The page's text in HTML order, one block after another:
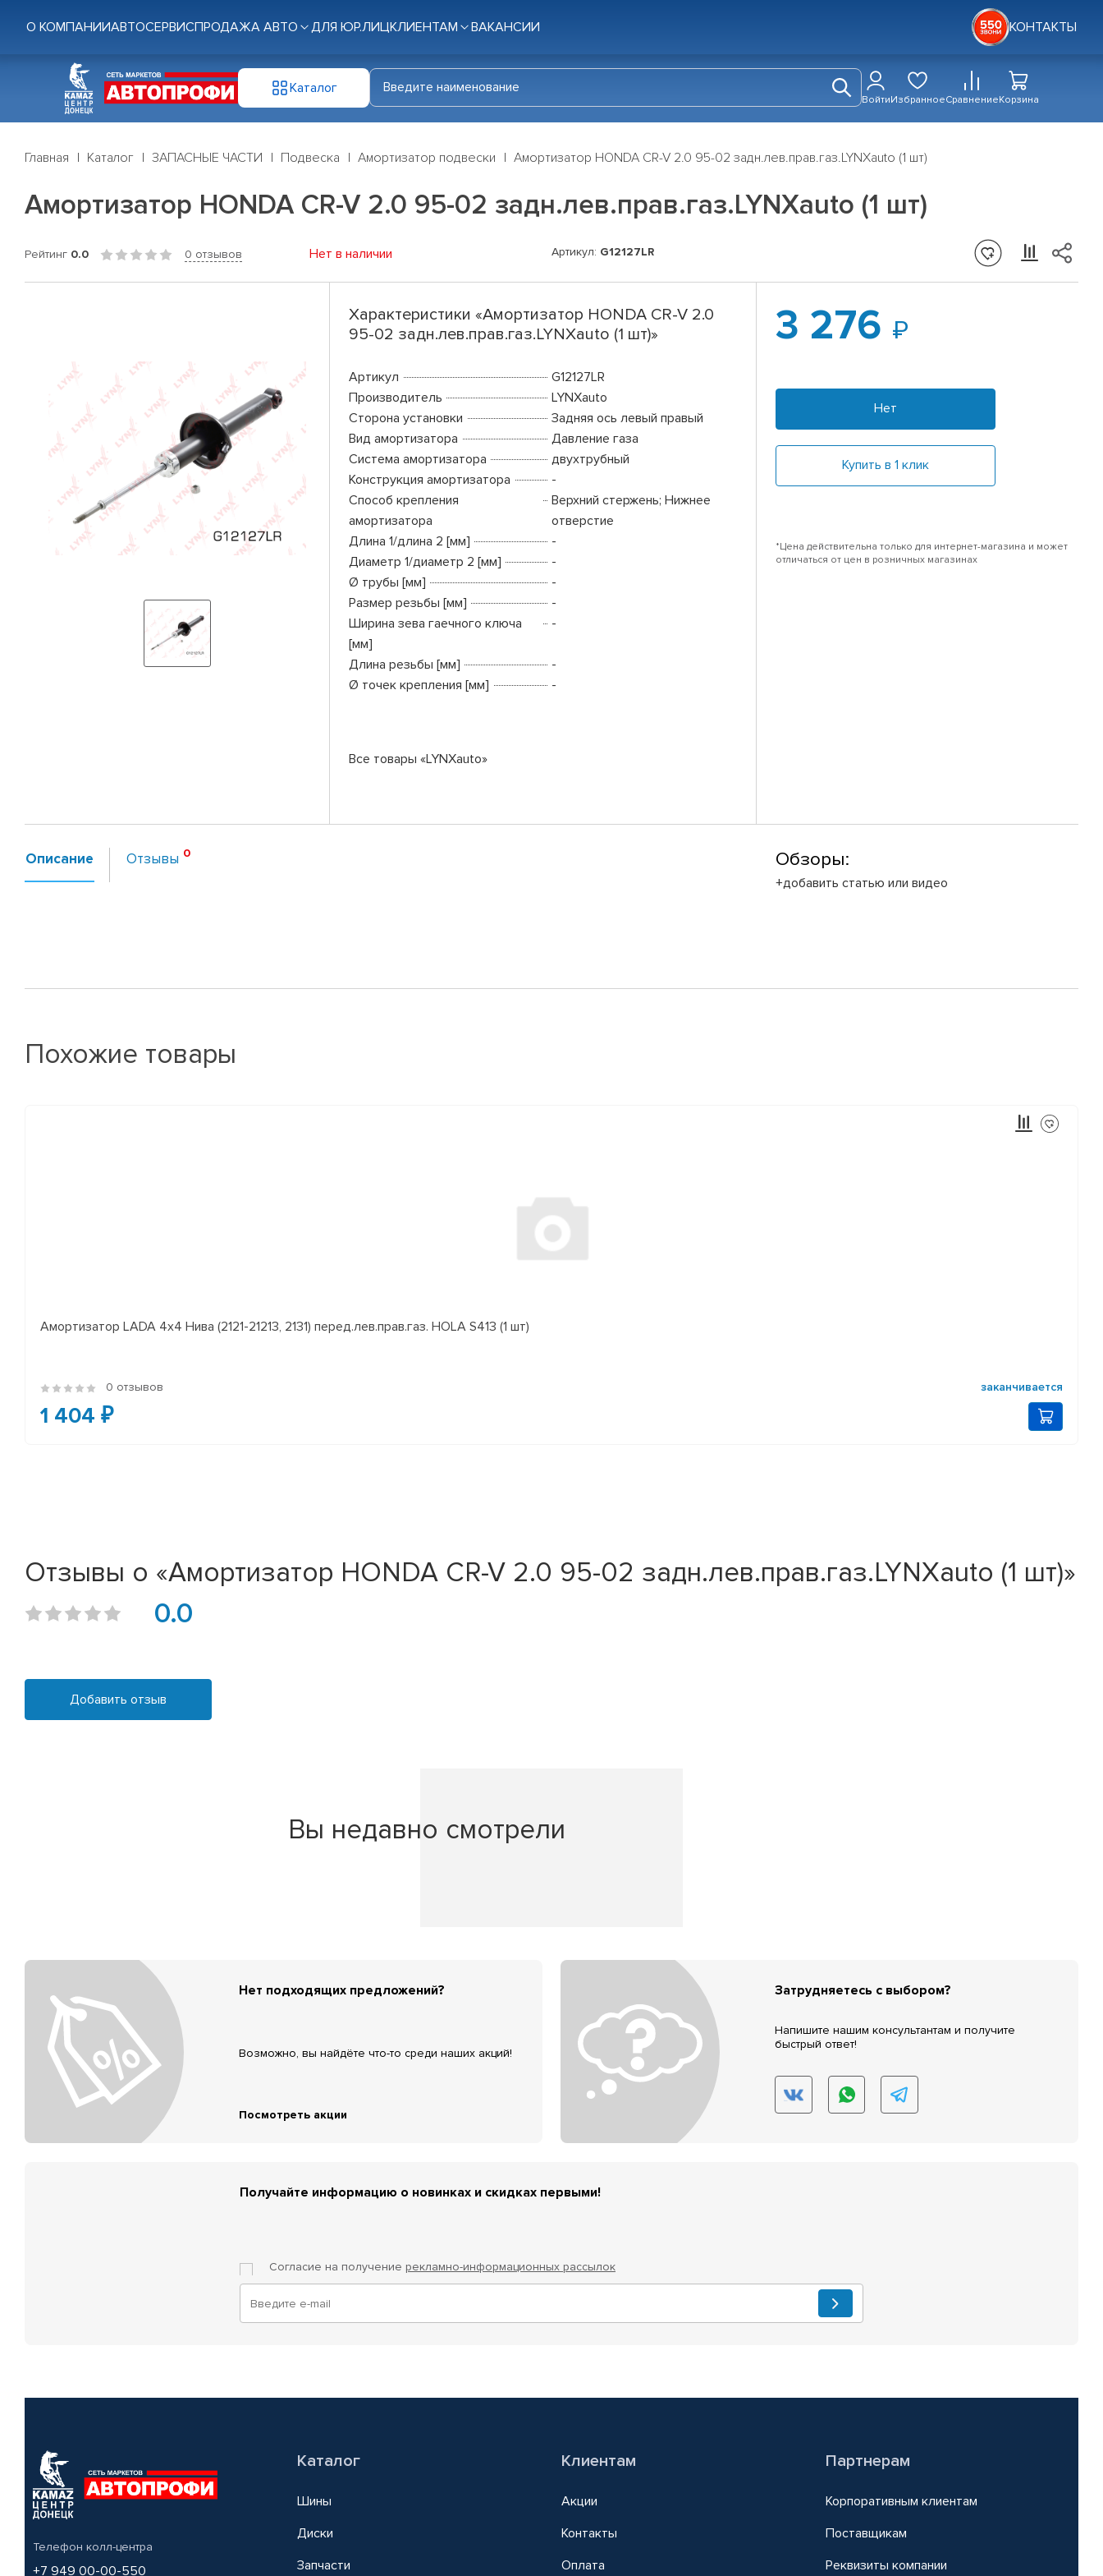
О КОМПАНИИАВТОСЕРВИСПРОДАЖА АВТО ДЛЯ ЮР.ЛИЦКЛИЕНТАМ ВАКАНСИИ КОНТАКТЫ
Каталог
ВойтиИзбранноеСравнениеКорзина
Главная Каталог ЗАПАСНЫЕ ЧАСТИ Подвеска Амортизатор подвески Амортизатор HONDA CR-V 2.0 95-02 задн.лев.прав.газ.LYNXauto (1 шт)
Амортизатор HONDA CR-V 2.0 95-02 задн.лев.прав.газ.LYNXauto (1 шт)
Рейтинг 0.0 0 отзывов Нет в наличии Артикул: G12127LR
Характеристики «Амортизатор HONDA CR-V 2.0
95-02 задн.лев.прав.газ.LYNXauto (1 шт)»
Артикул
G12127LR
Производитель
LYNXauto
Сторона установки
Задняя ось левый правый
Вид амортизатора
Давление газа
Система амортизатора
двухтрубный
Конструкция амортизатора
-
Способ крепления
амортизатора
Верхний стержень; Нижнее
отверстие
Длина 1/длина 2 [мм]
-
Диаметр 1/диаметр 2 [мм]
-
Ø трубы [мм]
-
Размер резьбы [мм]
-
Ширина зева гаечного ключа
[мм]
-
Длина резьбы [мм]
-
Ø точек крепления [мм]
-
Все товары «LYNXauto»
3 276
Нет
Купить в 1 клик
*Цена действительна только для интернет-магазина и может
отличаться от цен в розничных магазинах
Описание Отзывы Обзоры:
+добавить статью или видео
Похожие товары
Амортизатор LADA 4x4 Нива (2121-21213, 2131) перед.лев.прав.газ. HOLA S413 (1 шт)
0 отзывов заканчивается
1 404 ₽
Отзывы о «Амортизатор HONDA CR-V 2.0 95-02 задн.лев.прав.газ.LYNXauto (1 шт)»
0.0
Добавить отзыв
Вы недавно смотрели
Нет подходящих предложений?
Возможно, вы найдёте что-то среди наших акций!
Посмотреть акции
Затрудняетесь с выбором?
Напишите нашим консультантам и получите
быстрый ответ!
Получайте информацию о новинках и скидках первыми!
Согласие на получение рекламно-информационных рассылок
Телефон колл-центра
+7 949 00-00-550
Каталог
Шины
Диски
Запчасти
Клиентам
Акции
Контакты
Оплата
Партнерам
Корпоративным клиентам
Поставщикам
Реквизиты компании